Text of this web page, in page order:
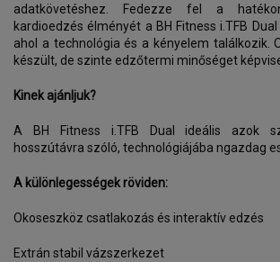
adatkövetéshez. Fedezze fel a
kardioedzés élményét a BH Fitness i.TFB
ahol a technológia és a kényelem találkozik.
készült, de szinte edzőtermi minőséget
Kinek ajánljuk?
A BH Fitness i.TFB Dual ideális azok
hosszútávra szóló, technológiájába ngazdag
A különlegességek röviden:
Okoseszköz csatlakozás és interaktív edzés
Extrán stabil vázszerkezet